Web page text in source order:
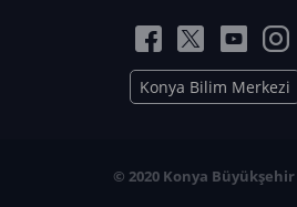
Konya Bilim Merkezi
© 2020 Konya